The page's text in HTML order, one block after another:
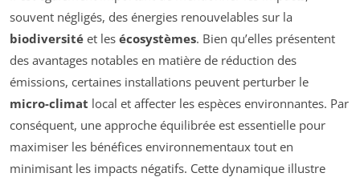
souvent négligés, des énergies renouvelables sur la
biodiversité et les écosystèmes. Bien qu’elles présentent
des avantages notables en matière de réduction des
émissions, certaines installations peuvent perturber le
micro-climat local et affecter les espèces environnantes. Par
conséquent, une approche équilibrée est essentielle pour
maximiser les bénéfices environnementaux tout en
minimisant les impacts négatifs. Cette dynamique illustre